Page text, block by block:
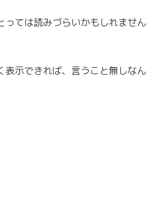
っては読みづらいかもしれません
表示できれば、言うこと無しなん